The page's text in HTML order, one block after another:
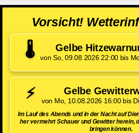
Vorsicht!
🌡️ Gelbe
von So, 09.08.2026 22:00 bis
⚡ Gelbe
von Mo, 10.08.2026 16:00 bis
Im Lauf des Abends und in der Nacht auf
her vermehrt Schauer und Gewitter herein,
bringen können.